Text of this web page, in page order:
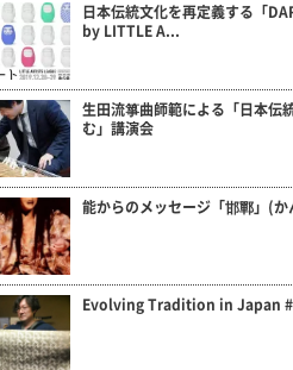
日本伝統文化を再定義する「
by LITTLE A...
生田流箏曲師範による「日本伝
む」講演会
能からのメッセージ「邯鄲」(か
Evolving Tradition in Japan